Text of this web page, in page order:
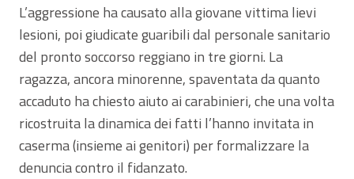
L’aggressione ha causato alla giovane vittima lievi
lesioni, poi giudicate guaribili dal personale sanitario
del pronto soccorso reggiano in tre giorni. La
ragazza, ancora minorenne, spaventata da quanto
accaduto ha chiesto aiuto ai carabinieri, che una volta
ricostruita la dinamica dei fatti l’hanno invitata in
caserma (insieme ai genitori) per formalizzare la
denuncia contro il fidanzato.